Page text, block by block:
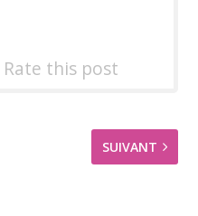
Rate this post
SUIVANT